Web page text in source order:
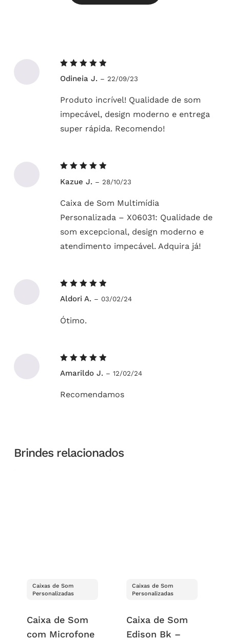
5de 5
Odineia J. – 22/09/23
Produto incrível! Qualidade de som
impecável, design moderno e entrega
super rápida. Recomendo!
5de 5
Kazue J. – 28/10/23
Caixa de Som Multimídia
Personalizada – X06031: Qualidade de
som excepcional, design moderno e
atendimento impecável. Adquira já!
5de 5
Aldori A. – 03/02/24
Ótimo.
5de 5
Amarildo J. – 12/02/24
Recomendamos
Brindes relacionados
Caixas de Som
Personalizadas
Caixa de Som
com Microfone
Caixas de Som
Personalizadas
Caixa de Som
Edison Bk –